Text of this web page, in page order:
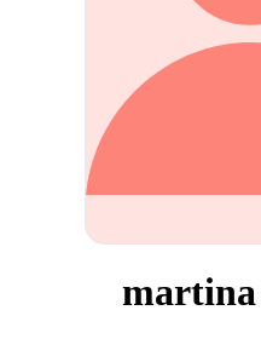
martina